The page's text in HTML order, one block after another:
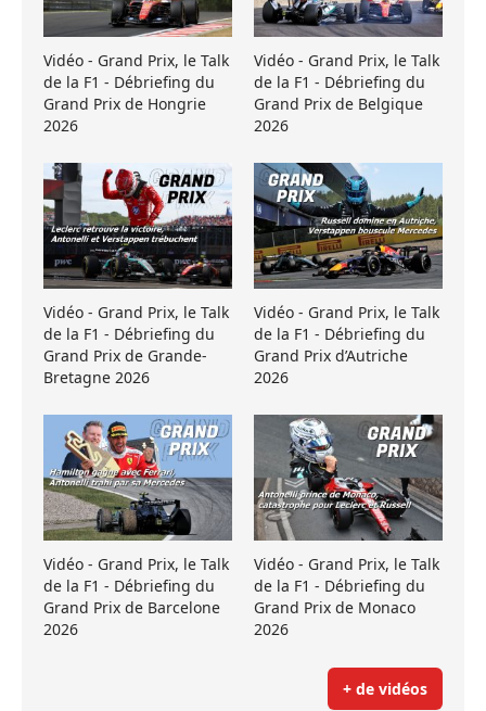
Vidéo - Grand Prix, le Talk
de la F1 - Débriefing du
Grand Prix de Hongrie
2026
Vidéo - Grand Prix, le Talk
de la F1 - Débriefing du
Grand Prix de Belgique
2026
Vidéo - Grand Prix, le Talk
de la F1 - Débriefing du
Grand Prix de Grande-
Bretagne 2026
Vidéo - Grand Prix, le Talk
de la F1 - Débriefing du
Grand Prix d’Autriche
2026
Vidéo - Grand Prix, le Talk
de la F1 - Débriefing du
Grand Prix de Barcelone
2026
Vidéo - Grand Prix, le Talk
de la F1 - Débriefing du
Grand Prix de Monaco
2026
+ de vidéos